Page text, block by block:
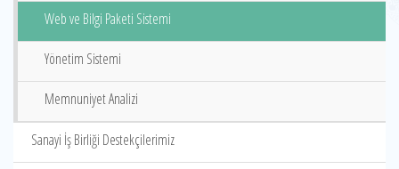
Web ve Bilgi Paketi Sistemi
Yönetim Sistemi
Memnuniyet Analizi
Sanayi İş Birliği Destekçilerimiz